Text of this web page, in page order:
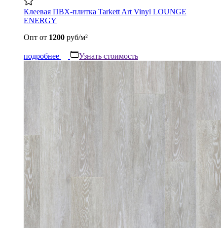
Клеевая ПВХ-плитка Tarkett Art Vinyl LOUNGE
ENERGY
Опт от 1200 руб/м²
подробнее Узнать стоимость